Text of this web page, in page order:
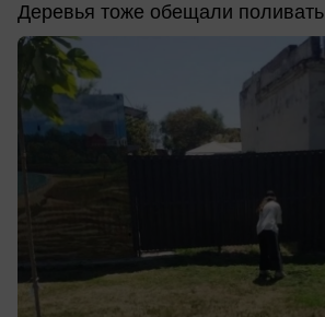
Деревья тоже обещали поливать